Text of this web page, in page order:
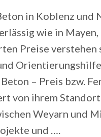
in Koblenz und
wie in Mayen,
Preise verstehen
– Preis bzw.
von ihrem Standort
Weyarn und
und ….